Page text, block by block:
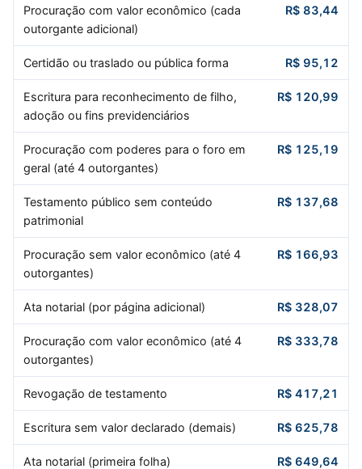
Procuração com valor econômico (cada
outorgante adicional)
R$ 83,44
Certidão ou traslado ou pública forma R$ 95,12
Escritura para reconhecimento de filho,
adoção ou fins previdenciários
R$ 120,99
Procuração com poderes para o foro em
geral (até 4 outorgantes)
R$ 125,19
Testamento público sem conteúdo
patrimonial
R$ 137,68
Procuração sem valor econômico (até 4
outorgantes)
R$ 166,93
Ata notarial (por página adicional) R$ 328,07
Procuração com valor econômico (até 4
outorgantes)
R$ 333,78
Revogação de testamento R$ 417,21
Escritura sem valor declarado (demais) R$ 625,78
Ata notarial (primeira folha) R$ 649,64